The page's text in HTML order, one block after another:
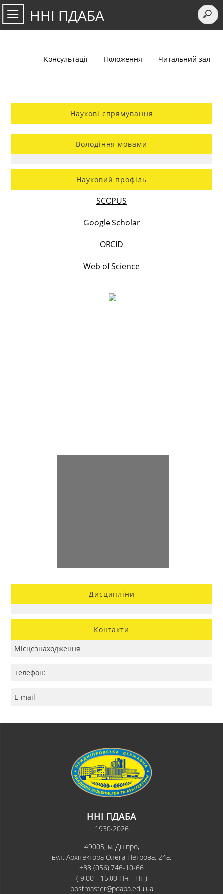
ННІ ПДАБА
Консультації Положення Читальний зал
Наукові спрямування
Володіння мовами
Науковий профіль
SCOPUS
Google Scholar
ORCID
Web of Science
Дисципліни
Контакти
Місцезнаходження
Телефон:
E-mail
ННІ ПДАБА
1930-2026
49005, м. Дніпро,
вул. Архітектора Олега Петрова, 24а.
+38 (056) 746-10-66
( 9:00 - 15:00 Пн - Пт )
postmaster@pdaba.edu.ua